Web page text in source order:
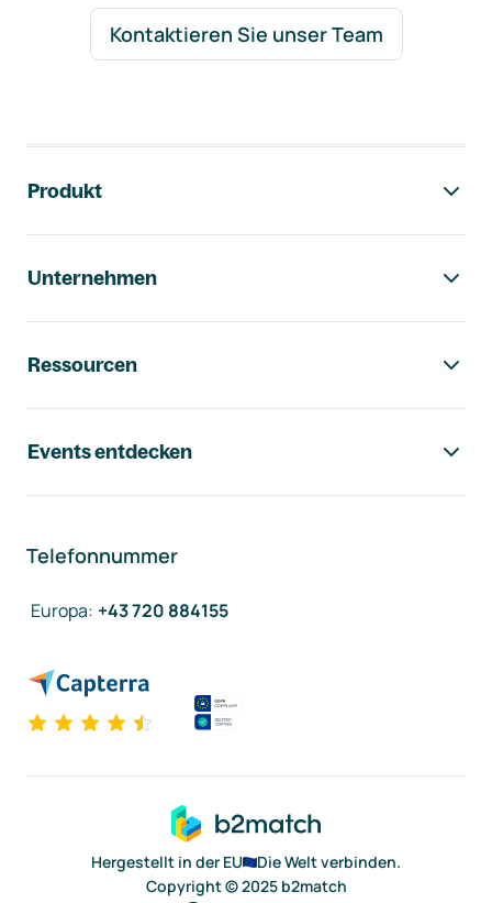
Kontaktieren Sie unser Team
Produkt
Unternehmen
Ressourcen
Events entdecken
Telefonnummer
Europa: +43 720 884155
Hergestellt in der EU
Die Welt verbinden.
Copyright © 2025 b2match